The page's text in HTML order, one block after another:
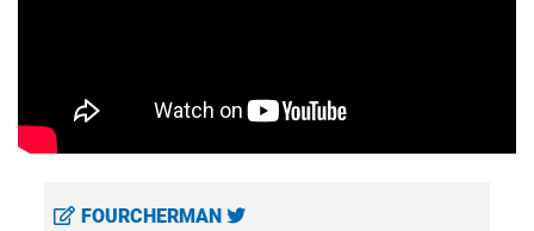
FOURCHERMAN